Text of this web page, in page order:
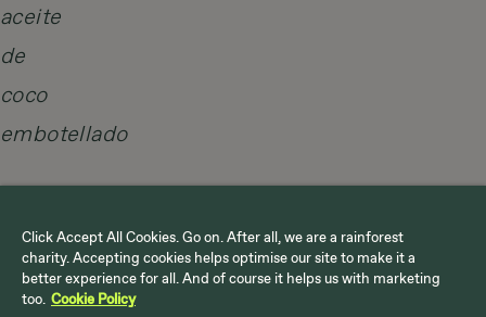
preciado
Click Accept All Cookies. Go on. After all, we are a rainforest
charity. Accepting cookies helps optimise our site to make it a
better experience for all. And of course it helps us with marketing
too. Cookie Policy